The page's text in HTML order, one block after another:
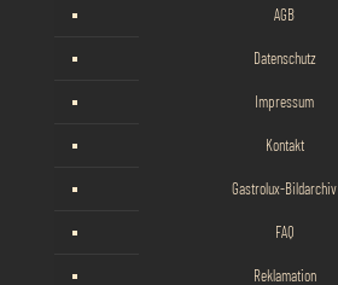
AGB
Datenschutz
Impressum
Kontakt
Gastrolux-Bildarchiv
FAQ
Reklamation